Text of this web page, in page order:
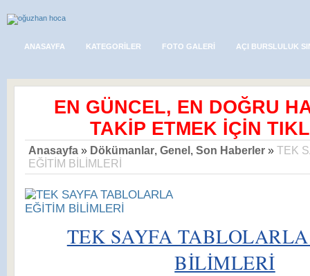
ANASAYFA KATEGORILER FOTO GALERI AÇI BURSLULUK
EN GÜNCEL, EN DOĞRU
TAKİP ETMEK İÇİN
Anasayfa » Dökümanlar, Genel, Son Haberler » TEK
EĞİTİM BİLİMLERİ
TEK SAYFA
BİLİMLERİ